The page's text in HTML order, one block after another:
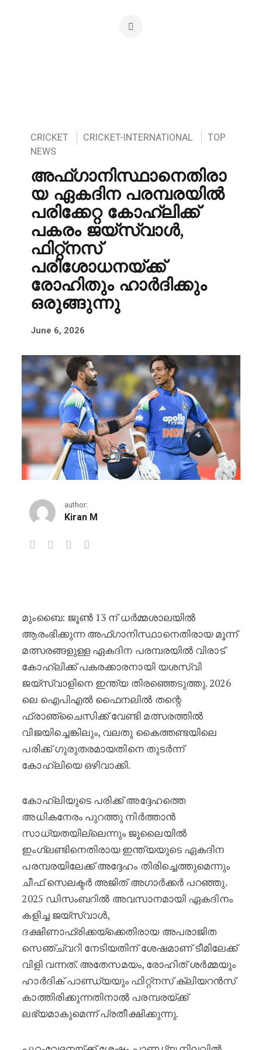
CRICKET CRICKET-INTERNATIONAL
TOP
NEWS
അഫ്ഗാനിസ്ഥാനെതിരാ
യ ഏകദിന പരമ്പരയിൽ
പരിക്കേറ്റ കോഹ്‌ലിക്ക്
പകരം ജയ്‌സ്വാൾ,
ഫിറ്റ്‌നസ്
പരിശോധനയ്ക്ക്
രോഹിതും ഹാർദിക്കും
ഒരുങ്ങുന്നു
June 6, 2026
author:
Kiran M
മുംബൈ: ജൂൺ 13 ന് ധർമ്മശാലയിൽ
ആരംഭിക്കുന്ന അഫ്ഗാനിസ്ഥാനെതിരായ മൂന്ന്
മത്സരങ്ങളുള്ള ഏകദിന പരമ്പരയിൽ വിരാട്
കോഹ്‌ലിക്ക് പകരക്കാരനായി യശസ്വി
ജയ്‌സ്വാളിനെ ഇന്ത്യ തിരഞ്ഞെടുത്തു. 2026
ലെ ഐപിഎൽ ഫൈനലിൽ തന്റെ
ഫ്രാഞ്ചൈസിക്ക് വേണ്ടി മത്സരത്തിൽ
വിജയിച്ചെങ്കിലും, വലതു കൈത്തണ്ടയിലെ
പരിക്ക് ഗുരുതരമായതിനെ തുടർന്ന്
കോഹ്‌ലിയെ ഒഴിവാക്കി.
കോഹ്‌ലിയുടെ പരിക്ക് അദ്ദേഹത്തെ
അധികനേരം പുറത്തു നിർത്താൻ
സാധ്യതയില്ലെന്നും ജൂലൈയിൽ
ഇംഗ്ലണ്ടിനെതിരായ ഇന്ത്യയുടെ ഏകദിന
പരമ്പരയിലേക്ക് അദ്ദേഹം തിരിച്ചെത്തുമെന്നും
ചീഫ് സെലക്ടർ അജിത് അഗാർക്കർ പറഞ്ഞു.
2025 ഡിസംബറിൽ അവസാനമായി ഏകദിനം
കളിച്ച ജയ്‌സ്വാൾ,
ദക്ഷിണാഫ്രിക്കയ്‌ക്കെതിരായ അപരാജിത
സെഞ്ച്വറി നേടിയതിന് ശേഷമാണ് ടീമിലേക്ക്
വിളി വന്നത്. അതേസമയം, രോഹിത് ശർമ്മയും
ഹാർദിക് പാണ്ഡ്യയും ഫിറ്റ്‌നസ് ക്ലിയറൻസ്
കാത്തിരിക്കുന്നതിനാൽ പരമ്പരയ്ക്ക്
ലഭ്യമാകുമെന്ന് പ്രതീക്ഷിക്കുന്നു.